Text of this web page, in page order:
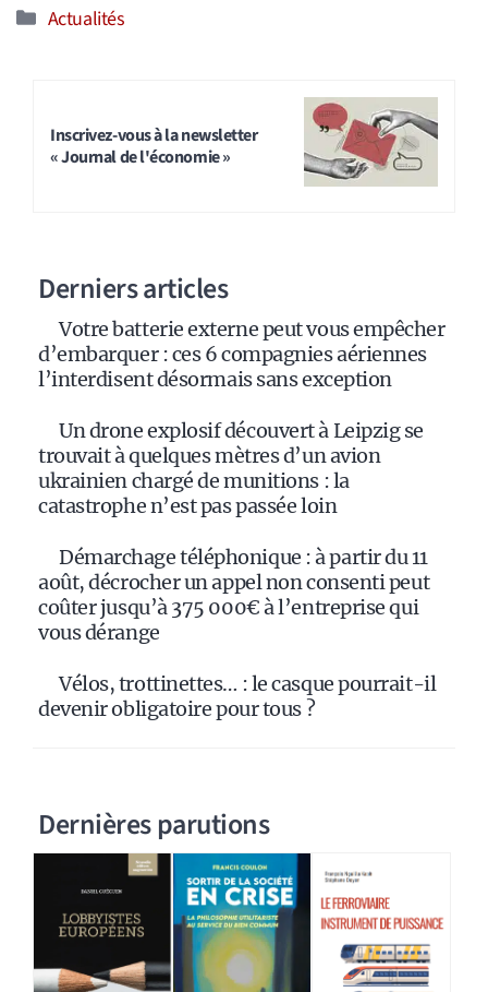
Catégories
Actualités
Inscrivez-vous à la newsletter
« Journal de l'économie »
Derniers articles
Votre batterie externe peut vous empêcher
d’embarquer : ces 6 compagnies aériennes
l’interdisent désormais sans exception
Un drone explosif découvert à Leipzig se
trouvait à quelques mètres d’un avion
ukrainien chargé de munitions : la
catastrophe n’est pas passée loin
Démarchage téléphonique : à partir du 11
août, décrocher un appel non consenti peut
coûter jusqu’à 375 000€ à l’entreprise qui
vous dérange
Vélos, trottinettes… : le casque pourrait-il
devenir obligatoire pour tous ?
Dernières parutions